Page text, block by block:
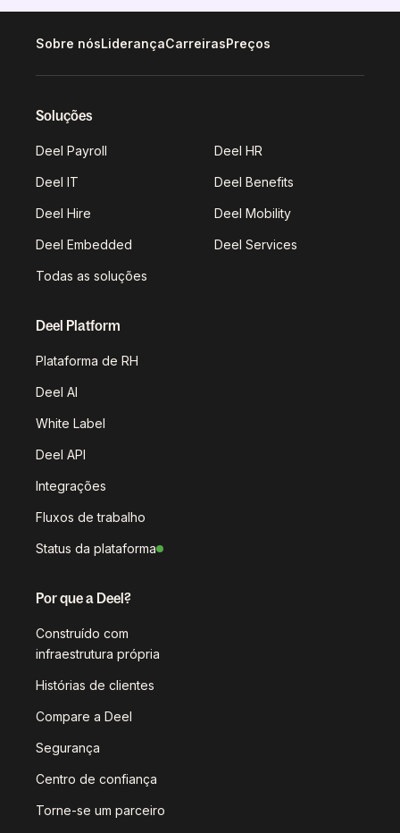
Sobre nósLiderançaCarreirasPreços
Soluções
Deel Payroll Deel HR
Deel IT Deel Benefits
Deel Hire Deel Mobility
Deel Embedded Deel Services
Todas as soluções
Deel Platform
Plataforma de RH
Deel AI
White Label
Deel API
Integrações
Fluxos de trabalho
Status da plataforma
Por que a Deel?
Construído com
infraestrutura própria
Histórias de clientes
Compare a Deel
Segurança
Centro de confiança
Torne-se um parceiro